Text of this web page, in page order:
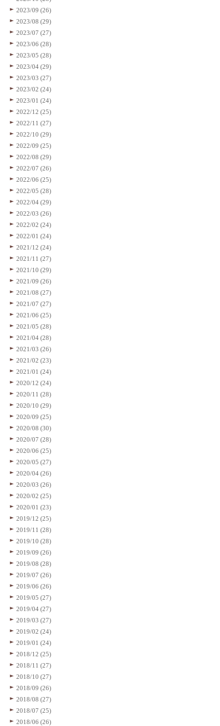
2023/09 (26)
2023/08 (29)
2023/07 (27)
2023/06 (28)
2023/05 (28)
2023/04 (29)
2023/03 (27)
2023/02 (24)
2023/01 (24)
2022/12 (25)
2022/11 (27)
2022/10 (29)
2022/09 (25)
2022/08 (29)
2022/07 (26)
2022/06 (25)
2022/05 (28)
2022/04 (29)
2022/03 (26)
2022/02 (24)
2022/01 (24)
2021/12 (24)
2021/11 (27)
2021/10 (29)
2021/09 (26)
2021/08 (27)
2021/07 (27)
2021/06 (25)
2021/05 (28)
2021/04 (28)
2021/03 (26)
2021/02 (23)
2021/01 (24)
2020/12 (24)
2020/11 (28)
2020/10 (29)
2020/09 (25)
2020/08 (30)
2020/07 (28)
2020/06 (25)
2020/05 (27)
2020/04 (26)
2020/03 (26)
2020/02 (25)
2020/01 (23)
2019/12 (25)
2019/11 (28)
2019/10 (28)
2019/09 (26)
2019/08 (28)
2019/07 (26)
2019/06 (26)
2019/05 (27)
2019/04 (27)
2019/03 (27)
2019/02 (24)
2019/01 (24)
2018/12 (25)
2018/11 (27)
2018/10 (27)
2018/09 (26)
2018/08 (27)
2018/07 (25)
2018/06 (26)